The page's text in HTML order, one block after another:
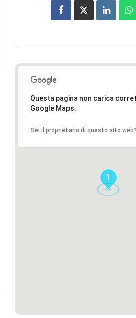
1
Questa pagina non carica
Google Maps.
Sei il proprietario di questo sito web?